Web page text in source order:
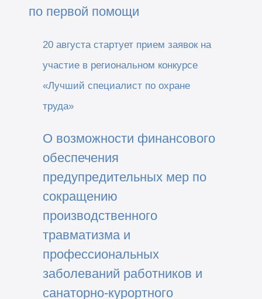
по первой помощи
20 августа стартует прием заявок на
участие в региональном конкурсе
«Лучший специалист по охране
труда»
О возможности финансового
обеспечения
предупредительных мер по
сокращению
производственного
травматизма и
профессиональных
заболеваний работников и
санаторно-курортного